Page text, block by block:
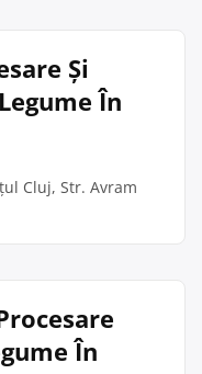
Și
În
Cluj, Str. Avram
În